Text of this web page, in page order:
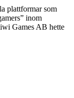
plattformar som
inom
Games AB hette